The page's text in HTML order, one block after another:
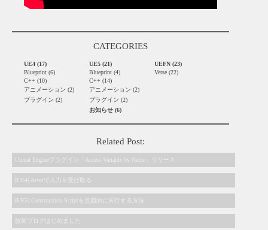
CATEGORIES
UE4 (17)
Blueprint (6)
C++ (10)
アニメーション (2)
プラグイン (2)
UE5 (21)
Blueprint (4)
C++ (14)
アニメーション (2)
プラグイン (2)
UEFN (23)
Verse (22)
お知らせ (6)
Related Post:
Unreal Engineプラグイン「Access Variable by Name」リリース
[UE4] Actorで入力を受け取る
[UE5] Construction Scriptを意図的に実行する方法
技術ブログはじめました